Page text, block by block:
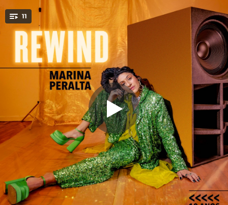
You're all set!
11 Agradece (REWIND)
Agradece (REWIND)
04:36
Luz / More Light (REWIND)
05:01
Ela Encanta (REWIND)
Garoa (REWIND)
04:41
Deusa do Gueto (REWIND)
04:29
Mulheres no Controle (REWIND)
Gente de Bem? (REWIND)
Mama Respect (REWIND)
04:11